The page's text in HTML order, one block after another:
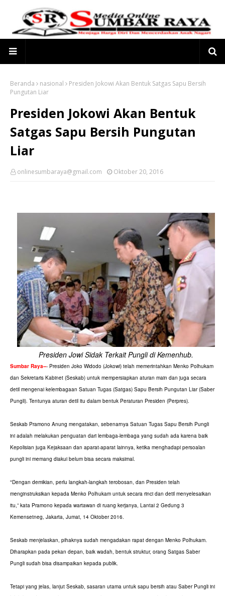
Beranda nasional
Presiden Jokowi Akan Bentuk Satgas Sapu Bersih
Pungutan Liar
Presiden Jokowi Akan Bentuk
Satgas Sapu Bersih Pungutan
Liar
onlinesumbaraya@gmail.com Oktober 20, 2016
Presiden Jowi Sidak Terkait Pungli di Kemenhub.
Sumbar Raya--- Presiden Joko Widodo (Jokowi) telah memerintahkan Menko Polhukam
dan Sekretaris Kabinet (Seskab) untuk mempersiapkan aturan main dan juga secara
detil mengenai kelembagaan Satuan Tugas (Satgas) Sapu Bersih Pungutan Liar (Saber
Pungli). Tentunya aturan detil itu dalam bentuk Peraturan Presiden (Perpres).
Seskab Pramono Anung mengatakan, sebenarnya Satuan Tugas Sapu Bersih Pungli
ini adalah melakukan penguatan dari lembaga-lembaga yang sudah ada karena baik
Kepolisian juga Kejaksaan dan aparat-aparat lainnya, ketika menghadapi persoalan
pungli ini memang diakui belum bisa secara maksimal.
"Dengan demikian, perlu langkah-langkah terobosan, dan Presiden telah
menginstruksikan kepada Menko Polhukam untuk secara rinci dan detil menyelesaikan
itu,” kata Pramono kepada wartawan di ruang kerjanya, Lantai 2 Gedung 3
Kemensetneg, Jakarta, Jumat, 14 Oktober 2016.
Seskab menjelaskan, pihaknya sudah mengadakan rapat dengan Menko Polhukam.
Diharapkan pada pekan depan, baik wadah, bentuk struktur, orang Satgas Saber
Pungli sudah bisa disampaikan kepada publik.
Tetapi yang jelas, lanjut Seskab, sasaran utama untuk sapu bersih atau Saber Pungli ini